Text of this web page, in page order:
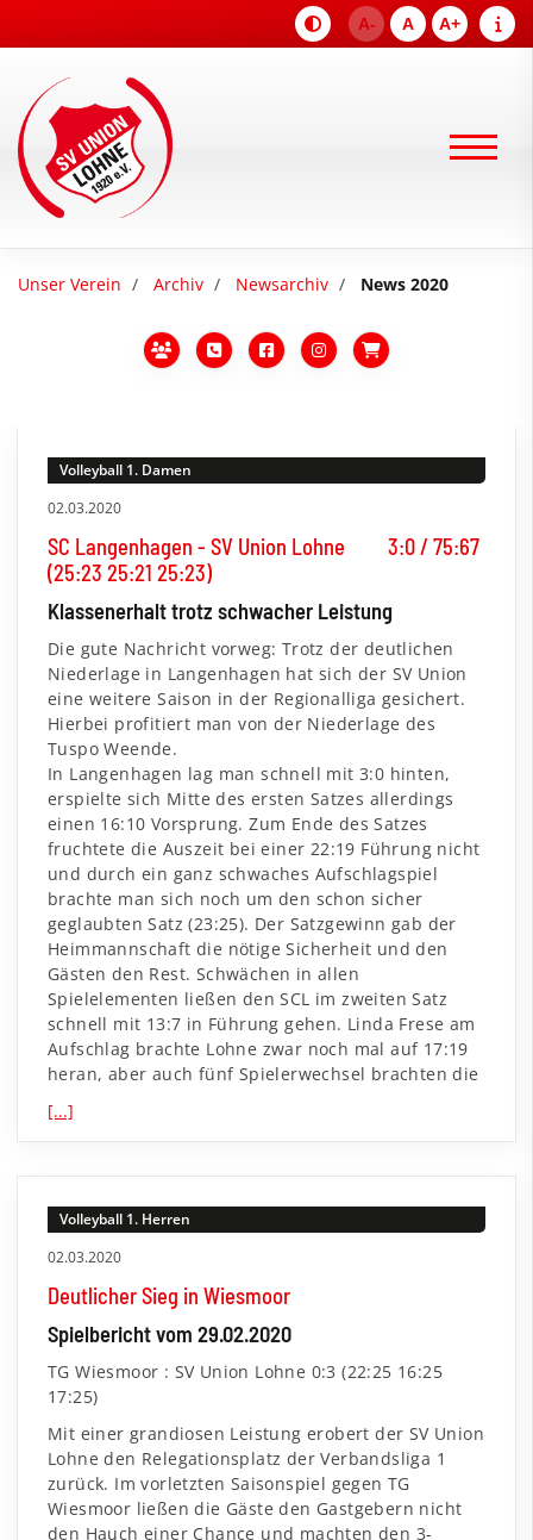
A- A A+
Unser Verein Archiv Newsarchiv News 2020
Volleyball 1. Damen
02.03.2020
SC Langenhagen - SV Union Lohne 3:0 / 75:67
(25:23 25:21 25:23)
Klassenerhalt trotz schwacher Leistung
Die gute Nachricht vorweg: Trotz der deutlichen
Niederlage in Langenhagen hat sich der SV Union
eine weitere Saison in der Regionalliga gesichert.
Hierbei profitiert man von der Niederlage des
Tuspo Weende.
In Langenhagen lag man schnell mit 3:0 hinten,
erspielte sich Mitte des ersten Satzes allerdings
einen 16:10 Vorsprung. Zum Ende des Satzes
fruchtete die Auszeit bei einer 22:19 Führung nicht
und durch ein ganz schwaches Aufschlagspiel
brachte man sich noch um den schon sicher
geglaubten Satz (23:25). Der Satzgewinn gab der
Heimmannschaft die nötige Sicherheit und den
Gästen den Rest. Schwächen in allen
Spielelementen ließen den SCL im zweiten Satz
schnell mit 13:7 in Führung gehen. Linda Frese am
Aufschlag brachte Lohne zwar noch mal auf 17:19
heran, aber auch fünf Spielerwechsel brachten die
[...]
Volleyball 1. Herren
02.03.2020
Deutlicher Sieg in Wiesmoor
Spielbericht vom 29.02.2020
TG Wiesmoor : SV Union Lohne 0:3 (22:25 16:25
17:25)
Mit einer grandiosen Leistung erobert der SV Union
Lohne den Relegationsplatz der Verbandsliga 1
zurück. Im vorletzten Saisonspiel gegen TG
Wiesmoor ließen die Gäste den Gastgebern nicht
den Hauch einer Chance und machten den 3-